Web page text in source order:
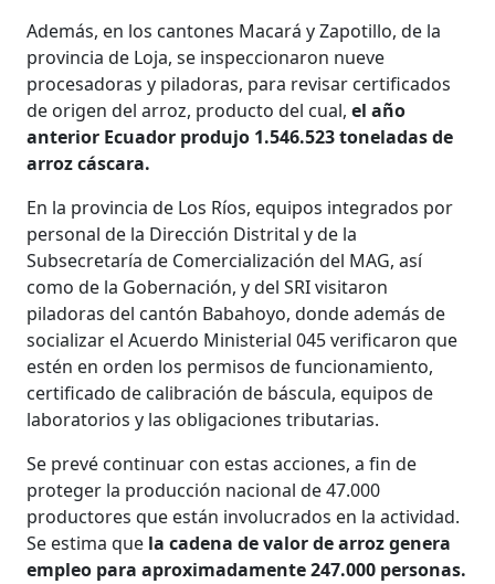
Además, en los cantones Macará y Zapotillo, de la
provincia de Loja, se inspeccionaron nueve
procesadoras y piladoras, para revisar certificados
de origen del arroz, producto del cual,el año
anterior Ecuador produjo 1.546.523 toneladas de
arroz cáscara.
En la provincia de Los Ríos, equipos integrados por
personal de la Dirección Distrital y de la
Subsecretaría de Comercialización del MAG, así
como de la Gobernación, y del SRI visitaron
piladoras del cantón Babahoyo, donde además de
socializar el Acuerdo Ministerial 045 verificaron que
estén en orden los permisos de funcionamiento,
certificado de calibración de báscula, equipos de
laboratorios y las obligaciones tributarias.
Se prevé continuar con estas acciones, a fin de
proteger la producción nacional de 47.000
productores que están involucrados en la actividad.
Se estima que la cadena de valor de arroz genera
empleo para aproximadamente 247.000 personas.